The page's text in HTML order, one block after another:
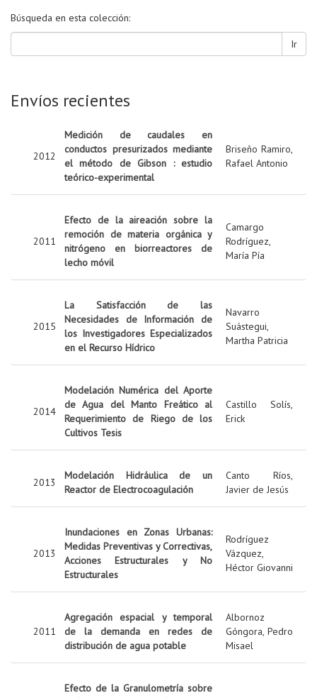
Búsqueda en esta colección:
Ir
Envíos recientes
2012
Medición de caudales en
conductos presurizados mediante
el método de Gibson : estudio
teórico-experimental
Briseño Ramiro,
Rafael Antonio
2011
Efecto de la aireación sobre la
remoción de materia orgánica y
nitrógeno en biorreactores de
lecho móvil
Camargo
Rodríguez,
María Pía
2015
La Satisfacción de las
Necesidades de Información de
los Investigadores Especializados
en el Recurso Hídrico
Navarro
Suástegui,
Martha Patricia
2014
Modelación Numérica del Aporte
de Agua del Manto Freático al
Requerimiento de Riego de los
Cultivos Tesis
Castillo Solís,
Erick
2013
Modelación Hidráulica de un
Reactor de Electrocoagulación
Canto Ríos,
Javier de Jesús
2013
Inundaciones en Zonas Urbanas:
Medidas Preventivas y Correctivas,
Acciones Estructurales y No
Estructurales
Rodríguez
Vázquez,
Héctor Giovanni
2011
Agregación espacial y temporal
de la demanda en redes de
distribución de agua potable
Albornoz
Góngora, Pedro
Misael
Efecto de la Granulometría sobre